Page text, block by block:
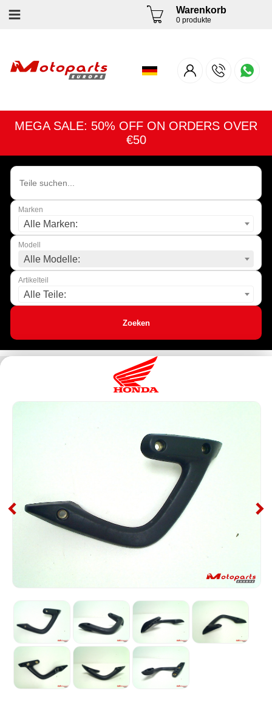
Warenkorb
0 produkte
MEGA SALE: 50% OFF ON ORDERS OVER
€50
Marken
Alle Marken:
Modell
Alle Modelle:
Artikelteil
Alle Teile:
Zoeken